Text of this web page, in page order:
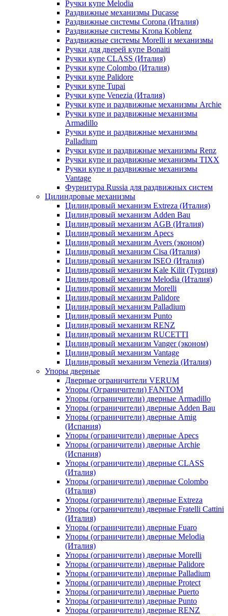
Ручки купе Melodia
Раздвижные механизмы Ducasse
Раздвижные системы Corona (Италия)
Раздвижные системы Krona Koblenz
Раздвижные системы Morelli и механизмы
Ручки для дверей купе Bonaiti
Ручки купе CLASS (Италия)
Ручки купе Colombo (Италия)
Ручки купе Palidore
Ручки купе Tupai
Ручки купе Venezia (Италия)
Ручки купе и раздвижные механизмы Archie
Ручки купе и раздвижные механизмы
Armadillo
Ручки купе и раздвижные механизмы
Palladium
Ручки купе и раздвижные механизмы Renz
Ручки купе и раздвижные механизмы TIXX
Ручки купе и раздвижные механизмы
Vantage
Фурнитура Russia для раздвижных систем
Цилиндровые механизмы
Цилиндровый механизм Extreza (Италия)
Цилиндровый механизм Adden Bau
Цилиндровый механизм AGB (Италия)
Цилиндровый механизм Apecs
Цилиндровый механизм Avers (эконом)
Цилиндровый механизм Cisa (Италия)
Цилиндровый механизм ISEO (Италия)
Цилиндровый механизм Kale Kilit (Турция)
Цилиндровый механизм Melodia (Италия)
Цилиндровый механизм Morelli
Цилиндровый механизм Palidore
Цилиндровый механизм Palladium
Цилиндровый механизм Punto
Цилиндровый механизм RENZ
Цилиндровый механизм RUCETTI
Цилиндровый механизм Vanger (эконом)
Цилиндровый механизм Vantage
Цилиндровый механизм Venezia (Италия)
Упоры дверные
Дверные ограничители VERUM
Упоры (Ограничители) FANTOM
Упоры (ограничители) дверные Armadillo
Упоры (ограничители) дверные Adden Bau
Упоры (ограничители) дверные Amig
(Испания)
Упоры (ограничители) дверные Apecs
Упоры (ограничители) дверные Archie
(Испания)
Упоры (ограничители) дверные CLASS
(Италия)
Упоры (ограничители) дверные Colombo
(Италия)
Упоры (ограничители) дверные Extreza
Упоры (ограничители) дверные Fratelli Cattini
(Италия)
Упоры (ограничители) дверные Fuaro
Упоры (ограничители) дверные Melodia
(Италия)
Упоры (ограничители) дверные Morelli
Упоры (ограничители) дверные Palidore
Упоры (ограничители) дверные Palladium
Упоры (ограничители) дверные Protect
Упоры (ограничители) дверные Puerto
Упоры (ограничители) дверные Punto
Упоры (ограничители) дверные RENZ